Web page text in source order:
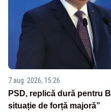
7 aug. 2026, 15:26
PSD, replică dură pentru
situație de forță majoră”